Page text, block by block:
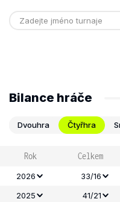
Bilance hráče
Dvouhra Čtyřhra
Rok Celkem
2026 33/16
2025
41/21